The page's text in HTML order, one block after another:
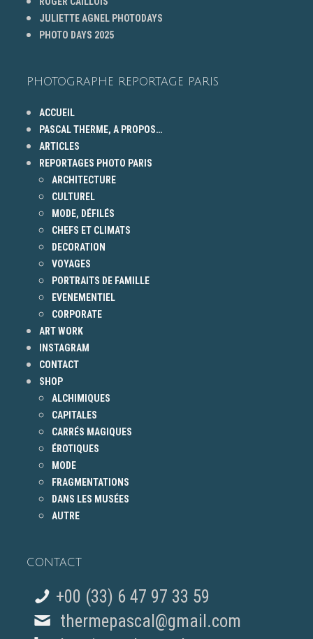
JULIETTE AGNEL PHOTODAYS
PHOTO DAYS 2025
PHOTOGRAPHE REPORTAGE PARIS
ACCUEIL
PASCAL THERME, A PROPOS…
ARTICLES
REPORTAGES PHOTO PARIS
ARCHITECTURE
CULTUREL
MODE, DÉFILÉS
CHEFS ET CLIMATS
DECORATION
VOYAGES
PORTRAITS DE FAMILLE
EVENEMENTIEL
CORPORATE
ART WORK
INSTAGRAM
CONTACT
SHOP
ALCHIMIQUES
CAPITALES
CARRÉS MAGIQUES
ÉROTIQUES
MODE
FRAGMENTATIONS
DANS LES MUSÉES
AUTRE
CONTACT
+00 (33) 6 47 97 33 59
thermepascal@gmail.com